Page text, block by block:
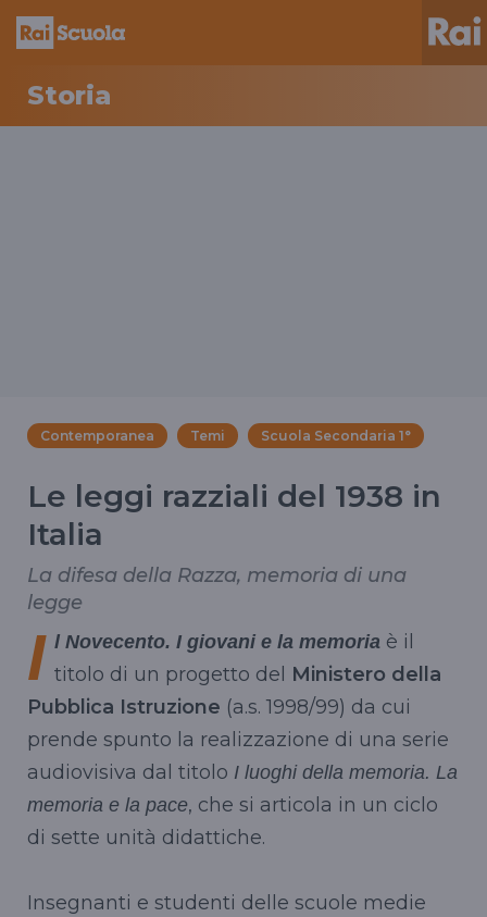
Storia
Contemporanea Temi Scuola Secondaria 1°
Le leggi razziali del 1938 in
Italia
La difesa della Razza, memoria di una
legge
I l Novecento. I giovani e la memoria è il
titolo di un progetto del Ministero della
Pubblica Istruzione (a.s. 1998/99) da cui
prende spunto la realizzazione di una serie
audiovisiva dal titolo I luoghi della memoria. La
memoria e la pace, che si articola in un ciclo
di sette unità didattiche.
Insegnanti e studenti delle scuole medie